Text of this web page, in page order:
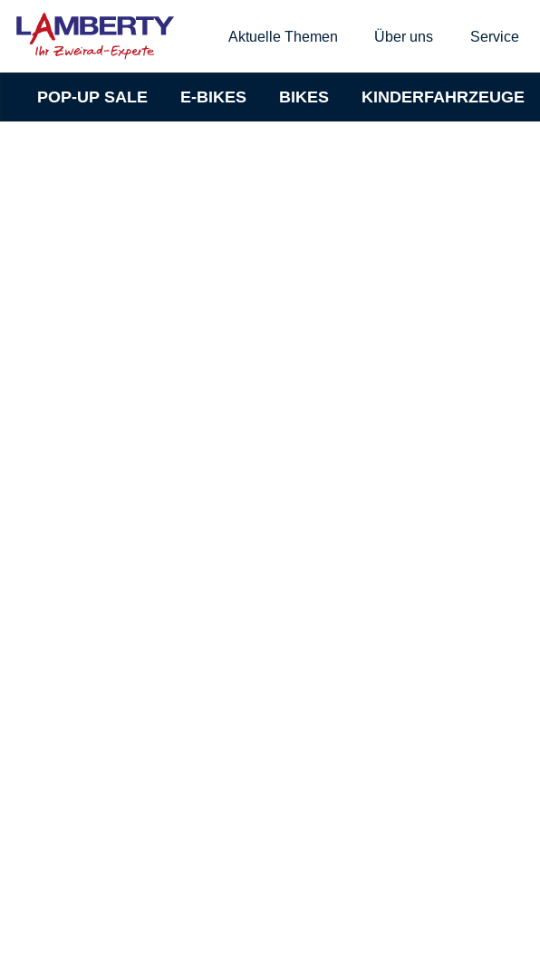
Aktuelle Themen Über uns Service
POP-UP SALE E-BIKES BIKES KINDERFAHRZEUGE